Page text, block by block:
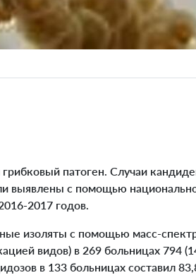
патоген. Случаи
выявлены с помощью
2017 годов.
изоляты с помощью масс-
видов) в 269 больницах 794
в 133 больницах составил